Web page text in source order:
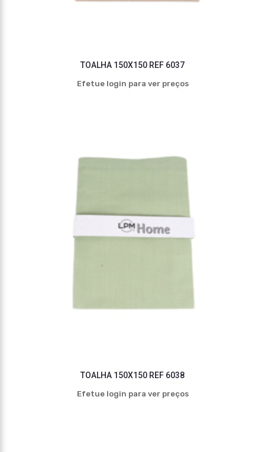
TOALHA 150X150 REF 6037
Efetue login para ver preços
TOALHA 150X150 REF 6038
Efetue login para ver preços